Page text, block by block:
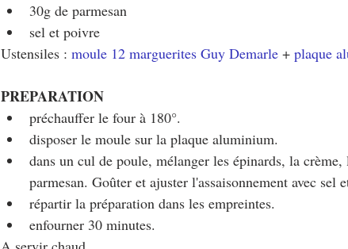
30g de parmesan
sel et poivre
Ustensiles : moule 12 marguerites Guy Demarle + plaque
PREPARATION
préchauffer le four à 180°.
disposer le moule sur la plaque aluminium.
dans un cul de poule, mélanger les épinards, la
parmesan. Goûter et ajuster l'assaisonnement avec sel
répartir la préparation dans les empreintes.
enfourner 30 minutes.